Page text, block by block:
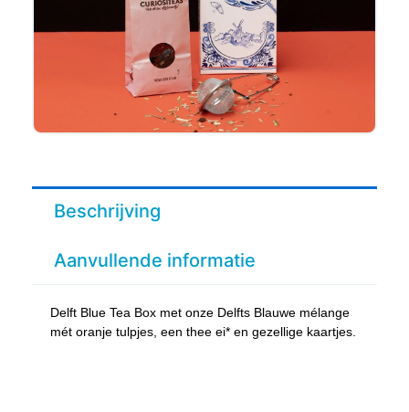
Beschrijving
Aanvullende informatie
Delft Blue Tea Box met onze Delfts Blauwe mélange
mét oranje tulpjes, een thee ei* en gezellige kaartjes.